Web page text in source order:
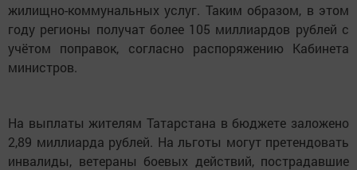
жилищно-коммунальных услуг. Таким образом, в этом
году регионы получат более 105 миллиардов рублей с
учётом поправок, согласно распоряжению Кабинета
министров.
На выплаты жителям Татарстана в бюджете заложено
2,89 миллиарда рублей. На льготы могут претендовать
инвалиды, ветераны боевых действий, пострадавшие